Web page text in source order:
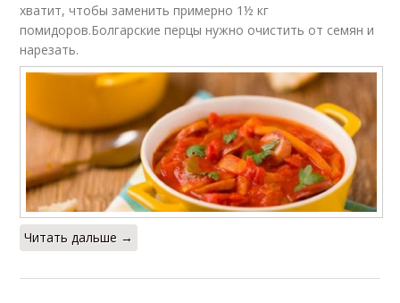
хватит, чтобы заменить примерно 1½ кг
помидоров.Болгарские перцы нужно очистить от семян и
нарезать.
Читать дальше →